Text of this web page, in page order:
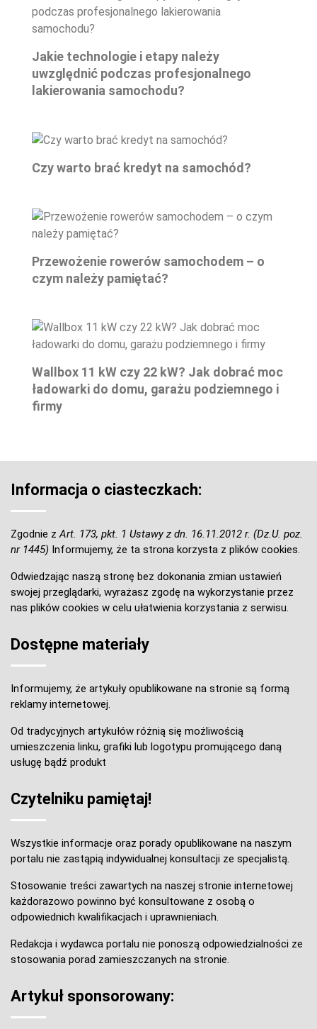
Jakie technologie i etapy należy
uwzględnić podczas profesjonalnego
lakierowania samochodu?
Czy warto brać kredyt na samochód?
Przewożenie rowerów samochodem – o
czym należy pamiętać?
Wallbox 11 kW czy 22 kW? Jak dobrać moc
ładowarki do domu, garażu podziemnego i
firmy
Informacja o ciasteczkach:
Zgodnie z Art. 173, pkt. 1 Ustawy z dn. 16.11.2012 r. (Dz.U. poz.
nr 1445) Informujemy, że ta strona korzysta z plików cookies.
Odwiedzając naszą stronę bez dokonania zmian ustawień
swojej przeglądarki, wyrażasz zgodę na wykorzystanie przez
nas plików cookies w celu ułatwienia korzystania z serwisu.
Dostępne materiały
Informujemy, że artykuły opublikowane na stronie są formą
reklamy internetowej.
Od tradycyjnych artykułów różnią się możliwością
umieszczenia linku, grafiki lub logotypu promującego daną
usługę bądź produkt
Czytelniku pamiętaj!
Wszystkie informacje oraz porady opublikowane na naszym
portalu nie zastąpią indywidualnej konsultacji ze specjalistą.
Stosowanie treści zawartych na naszej stronie internetowej
każdorazowo powinno być konsultowane z osobą o
odpowiednich kwalifikacjach i uprawnieniach.
Redakcja i wydawca portalu nie ponoszą odpowiedzialności ze
stosowania porad zamieszczanych na stronie.
Artykuł sponsorowany: